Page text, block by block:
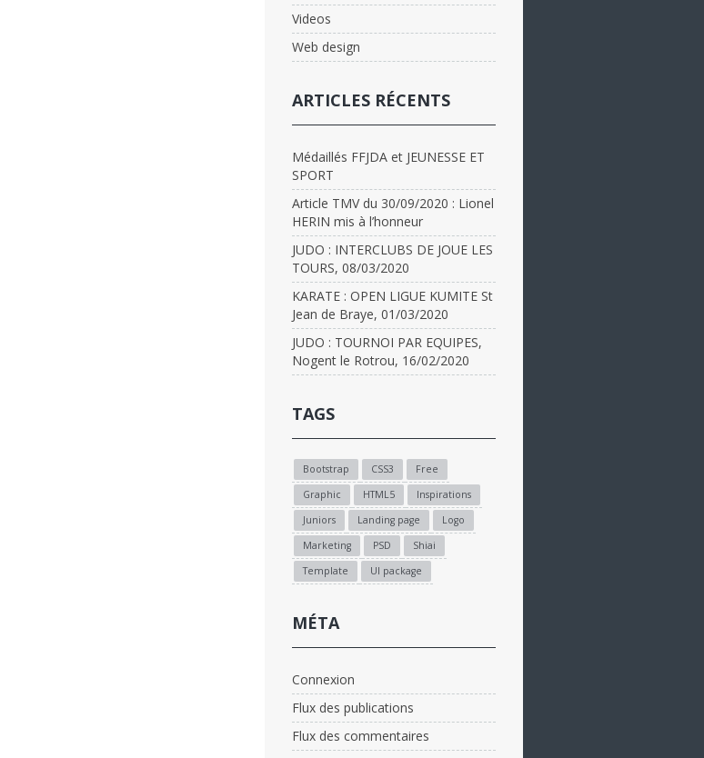
Videos
Web design
ARTICLES RÉCENTS
Médaillés FFJDA et JEUNESSE ET
SPORT
Article TMV du 30/09/2020 : Lionel
HERIN mis à l’honneur
JUDO : INTERCLUBS DE JOUE LES
TOURS, 08/03/2020
KARATE : OPEN LIGUE KUMITE St
Jean de Braye, 01/03/2020
JUDO : TOURNOI PAR EQUIPES,
Nogent le Rotrou, 16/02/2020
TAGS
Bootstrap CSS3
Free
Graphic
HTML5
Inspirations
Juniors
Landing page
Logo
Marketing
PSD
Shiai
Template
UI package
MÉTA
Connexion
Flux des publications
Flux des commentaires